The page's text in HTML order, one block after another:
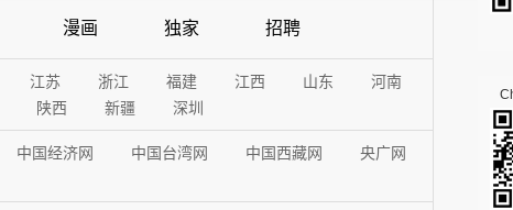
漫画 独家 招聘
江苏 浙江 福建 江西 山东
河南
陕西 新疆 深圳
中国经济网 中国台湾网 中国西藏网
央广网